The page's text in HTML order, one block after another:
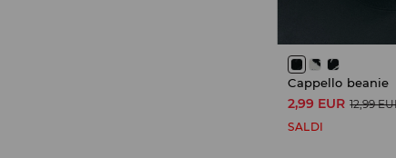
Cappello beanie
2,99 EUR 12,99
SALDI